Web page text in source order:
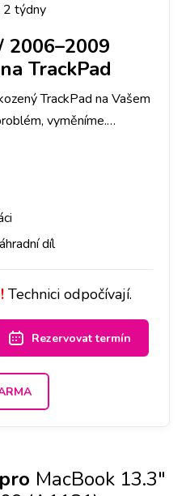
2 týdny
2006–2009
TrackPad
TrackPad na Vašem
vyměníme.
rezervaci nebo zavolat
díl
Technici odpočívají.
Rezervovat termín
MacBook 13.3"